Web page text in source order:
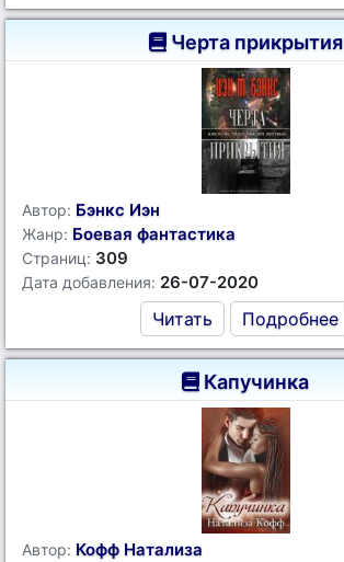
Черта прикрытия
Автор: Бэнкс Иэн
Жанр: Боевая фантастика
Страниц: 309
Дата добавления: 26-07-2020
Читать Подробнее
Капучинка
Автор: Кофф Натализа